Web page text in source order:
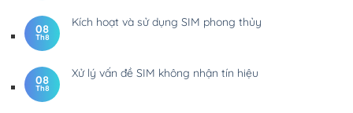
08
Th8
Kích hoạt và sử dụng SIM phong thủy
08
Th8
Xử lý vấn đề SIM không nhận tín hiệu